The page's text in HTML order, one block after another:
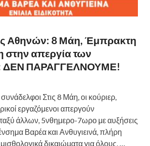
Αθηνών: 8 Μάη, Έμπρακτη
στην απεργία των
ΔΕΝ ΠΑΡΑΓΓΕΛΝΟΥΜΕ!
Στις 8 Μάη, οι κούριερ,
εργαζόμενοι απεργούν
άλλων, 5νθημερο-7ωρο με αυξήσεις
Βαρέα και Ανθυγιεινά, πλήρη
δικαιώματα για όλους, …